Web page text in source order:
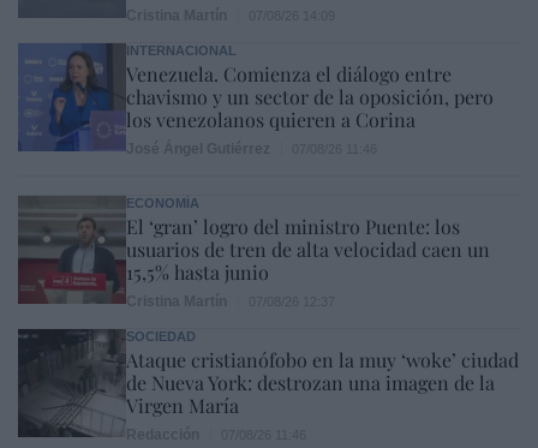
INTERNACIONAL
Venezuela. Comienza el diálogo entre
chavismo y un sector de la oposición, pero
los venezolanos quieren a Corina
ECONOMÍA
El ‘gran’ logro del ministro Puente: los
usuarios de tren de alta velocidad caen un
15,5% hasta junio
SOCIEDAD
Ataque cristianófobo en la muy ‘woke’ ciudad
de Nueva York: destrozan una imagen de la
Virgen María